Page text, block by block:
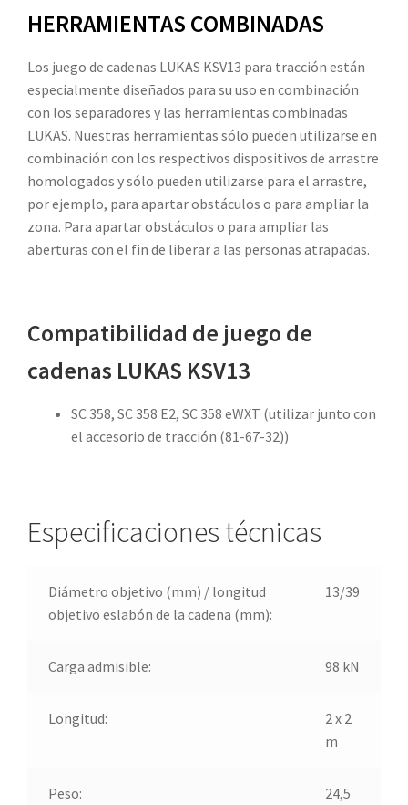
HERRAMIENTAS COMBINADAS
Los juego de cadenas LUKAS KSV13 para tracción están
especialmente diseñados para su uso en combinación
con los separadores y las herramientas combinadas
LUKAS. Nuestras herramientas sólo pueden utilizarse en
combinación con los respectivos dispositivos de arrastre
homologados y sólo pueden utilizarse para el arrastre,
por ejemplo, para apartar obstáculos o para ampliar la
zona. Para apartar obstáculos o para ampliar las
aberturas con el fin de liberar a las personas atrapadas.
Compatibilidad de juego de
cadenas LUKAS KSV13
SC 358, SC 358 E2, SC 358 eWXT (utilizar junto con
el accesorio de tracción (81-67-32))
Especificaciones técnicas
Diámetro objetivo (mm) / longitud
objetivo eslabón de la cadena (mm):
13/39
Carga admisible: 98 kN
Longitud:
2 x 2
m
Peso:
24,5